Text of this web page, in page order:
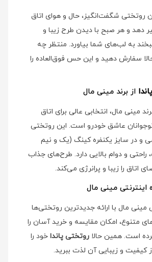
روتختی شگفت‌انگیز، حال و هوای اتاق
دهد و هر صبح با دیدن طرح زیبا و
به لب‌های شما بیاورد. منتظر چه
سفارش دهید و این حس فوق‌العاده را
از برند مینی مال
مینی مال، انتخابی عالی برای اتاق
عاشق خودرو است. این روتختی
350 گرمی و در سایز یکنفره کینگ (یک و نیم
راحتی و دوام بالایی دارد. طرح‌های جذاب
اتاق را زیبا و پرانرژی می‌کند.
اینترنتی مینی مال
مینی مال با ارائه جدیدترین روتختی‌ها
متنوع، امکان مقایسه و خرید آسان را
است. همین حالا روتختی پاندا خود را
کیفیت و زیبایی آن لذت ببرید.